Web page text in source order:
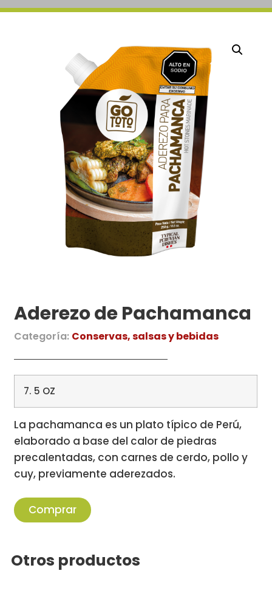
Aderezo de Pachamanca
Categoría: Conservas, salsas y bebidas
7. 5 OZ
La pachamanca es un plato típico de Perú,
elaborado a base del calor de piedras
precalentadas, con carnes de cerdo, pollo y
cuy, previamente aderezados.
Comprar
Otros productos